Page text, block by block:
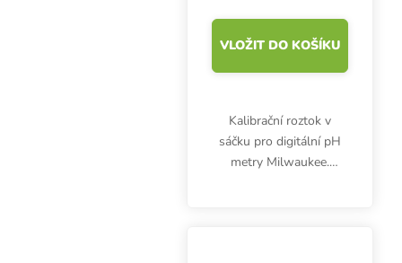
VLOŽIT DO KOŠÍKU
Kalibrační roztok v
sáčku pro digitální pH
metry Milwaukee.